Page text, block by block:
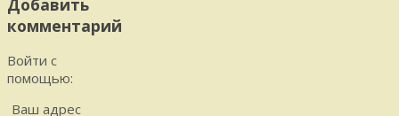
Добавить
комментарий
Войти с
помощью:
Ваш адрес